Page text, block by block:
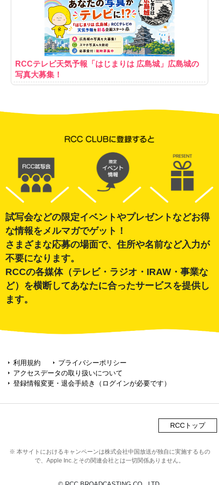
RCCテレビ天気予報「はじまりは 広島城」広島城の
写真大募集！
試写会などの限定イベントやプレゼントなどお得
な情報をメルマガでゲット！
さまざまな応募の場面で、住所や名前など入力が
不要になります。
RCCの各媒体（テレビ・ラジオ・IRAW・事業な
ど）を横断してあなたに合ったサービスを提供し
ます。
arrow_right 利用規約 arrow_right プライバシーポリシー
arrow_right アクセスデータの取り扱いについて
arrow_right 登録情報変更・退会手続き（ログインが必要です）
RCCトップ
※ 本サイトにおけるキャンペーンは株式会社中国放送が独自に実施するもの
で、Apple Inc.とその関連会社とは一切関係ありません。